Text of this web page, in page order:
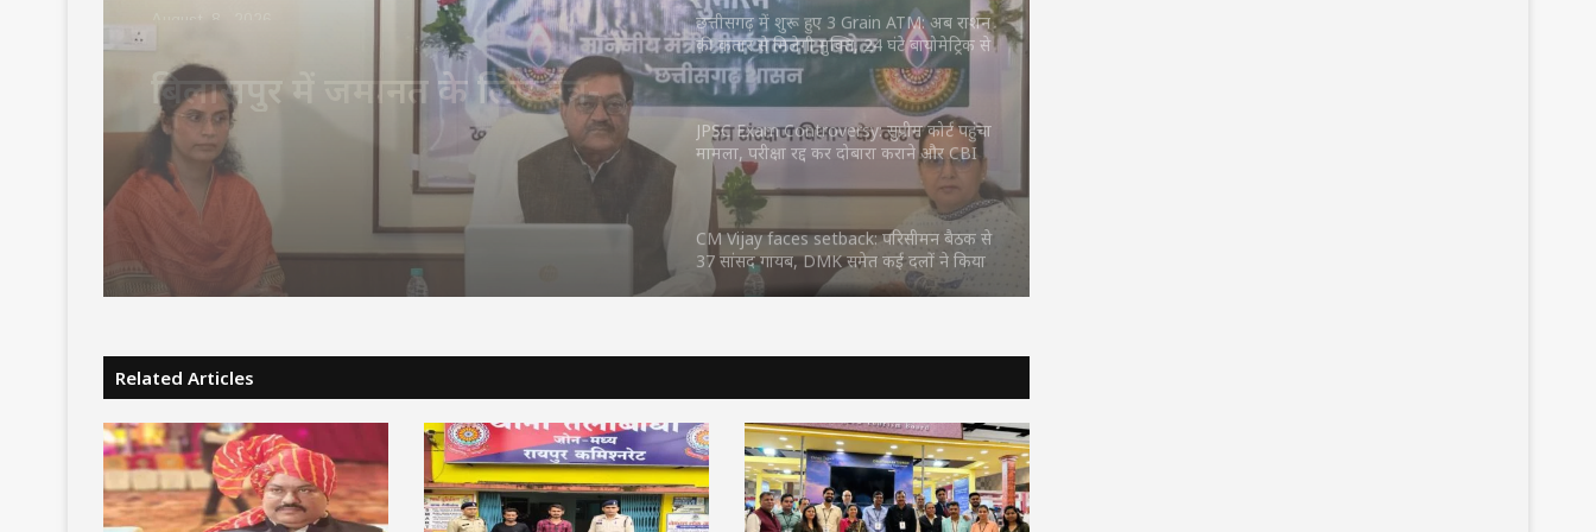
छत्तीसगढ़ में शुरू हुए 3 Grain
ATM: अब राशन की कतार से
मिलेगी मुक्ति, 24 घंटे बायोमेट्रिक से
मिलेगा चावल
की कतार से मिलेगी मुक्ति, 24 घंटे बायोमेट्रिक से
मिलेगा चावल
JPSC Exam Controversy: सुप्रीम कोर्ट पहुंचा
मामला, परीक्षा रद्द कर दोबारा कराने और CBI
जांच की मांग
CM Vijay faces setback: परिसीमन बैठक से
37 सांसद गायब, DMK समेत कई दलों ने किया
बहिष्कार
होगी अहम बैठक
चीफ जस्टिस की तस्वीर, मरी मछली-नींबू मिला;
पुलिस बोली—‘ये क्या कर रहे हो?’
छत्तीसगढ़ में शुरू हुए 3 Grain ATM: अब राशन
Related Articles